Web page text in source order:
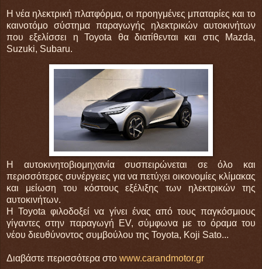
Η νέα ηλεκτρική πλατφόρμα, οι προηγμένες μπαταρίες και το
καινοτόμο σύστημα παραγωγής ηλεκτρικών αυτοκινήτων
που εξελίσσει η Toyota θα διατίθενται και στις Mazda,
Suzuki, Subaru.
Η αυτοκινητοβιομηχανία συσπειρώνεται σε όλο και
περισσότερες συνέργειες για να πετύχει οικονομίες κλίμακας
και μείωση του κόστους εξέλιξης των ηλεκτρικών της
αυτοκινήτων.
Η Toyota φιλοδοξεί να γίνει ένας από τους παγκόσμιους
γίγαντες στην παραγωγή EV, σύμφωνα με το όραμα του
νέου διευθύνοντος συμβούλου της Toyota, Koji Sato...
Διαβάστε περισσότερα στο www.carandmotor.gr